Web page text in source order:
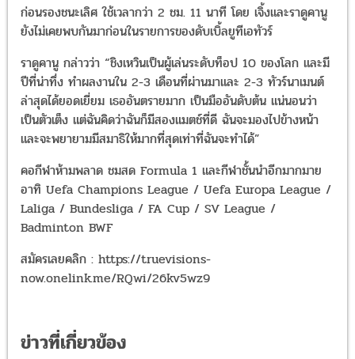
ก่อนรองชนะเลิศ ใช้เวลากว่า 2 ชม. 11 นาที โดย เจิ้งและราดูคานู
ยังไม่เคยพบกันมาก่อนในรายการของดับเบิ้ลยูทีเอทัวร์
ราดูคานู กล่าวว่า “ชิงเหวินเป็นผู้เล่นระดับท็อป 10 ของโลก และมี
ปีที่น่าทึ่ง ทำผลงานใน 2-3 เดือนที่ผ่านมาและ 2-3 ทัวร์นาเมนต์
ล่าสุดได้ยอดเยี่ยม เธออันตรายมาก เป็นมืออันดับต้น แน่นอนว่า
เป็นตัวเต็ง แต่ฉันคิดว่าฉันก็มีสองแมตช์ที่ดี ฉันจะมองไปข้างหน้า
และจะพยายามมีสมาธิให้มากที่สุดเท่าที่ฉันจะทำได้”
คอกีฬาห้ามพลาด ชมสด Formula 1 และกีฬาชั้นนำอีกมากมาย
อาทิ Uefa Champions League / Uefa Europa League /
Laliga / Bundesliga / FA Cup / SV League /
Badminton BWF
สมัครเลยคลิก : https://truevisions-
now.onelink.me/RQwi/26kv5wz9
ข่าวที่เกี่ยวข้อง